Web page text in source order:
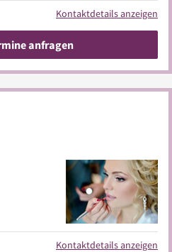
Kontaktdetails anzeigen
anfragen
Kontaktdetails anzeigen